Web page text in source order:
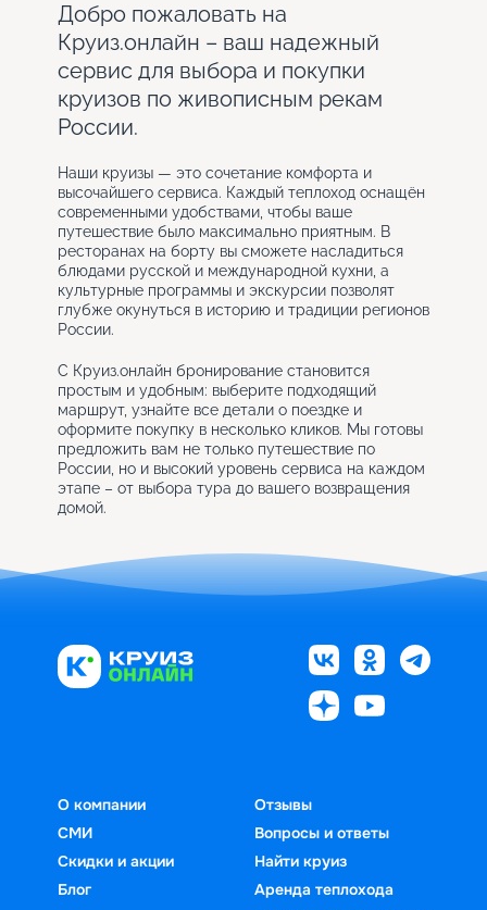
Добро пожаловать на
Круиз.онлайн – ваш надежный
сервис для выбора и покупки
круизов по живописным рекам
России.
Наши круизы — это сочетание комфорта и
высочайшего сервиса. Каждый теплоход оснащён
современными удобствами, чтобы ваше
путешествие было максимально приятным. В
ресторанах на борту вы сможете насладиться
блюдами русской и международной кухни, а
культурные программы и экскурсии позволят
глубже окунуться в историю и традиции регионов
России.
С Круиз.онлайн бронирование становится
простым и удобным: выберите подходящий
маршрут, узнайте все детали о поездке и
оформите покупку в несколько кликов. Мы готовы
предложить вам не только путешествие по
России, но и высокий уровень сервиса на каждом
этапе – от выбора тура до вашего возвращения
домой.
О компании
СМИ
Скидки и акции
Блог
Отзывы
Вопросы и ответы
Найти круиз
Аренда теплохода